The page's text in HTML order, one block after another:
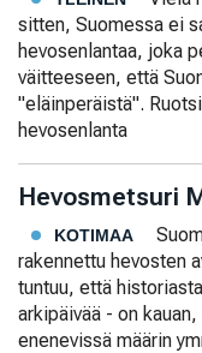
sitten, Suomessa ei
hevosenlantaa, joka
väitteeseen, että
"eläinperäistä".
hevosenlanta
Hevosmetsuri
KOTIMAA
rakennettu hevosten
tuntuu, että
arkipäivää - on kauan,
enenevissä määrin